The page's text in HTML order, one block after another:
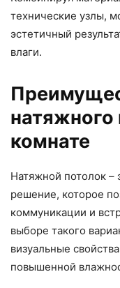
технические узлы,
эстетичный
влаги.
натяжного
комнате
Натяжной потолок –
решение, которое
коммуникации и
выборе такого
визуальные
повышенной